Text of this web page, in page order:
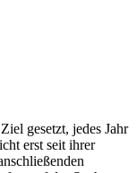
gesetzt, jedes Jahr
erst seit ihrer